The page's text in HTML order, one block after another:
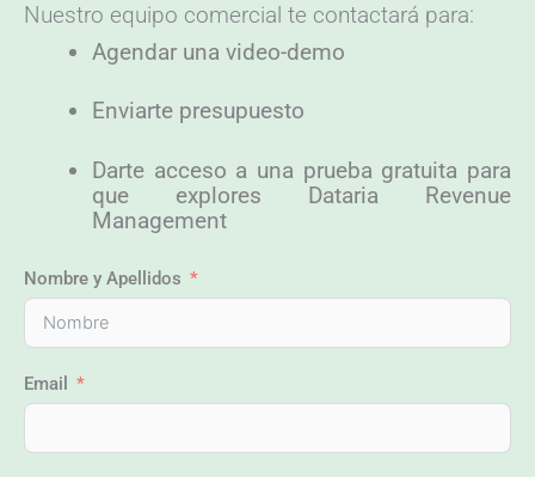
Nuestro equipo comercial te contactará para:
Agendar una video-demo
Enviarte presupuesto
Darte acceso a una prueba gratuita para
que explores Dataria Revenue
Management
Nombre y Apellidos
Email